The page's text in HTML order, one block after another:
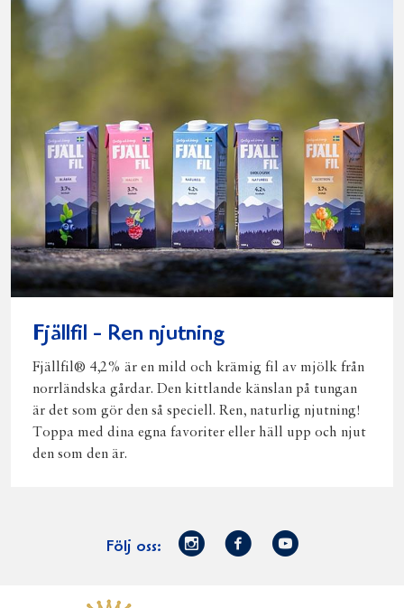
Fjällfil - Ren njutning
Fjällfil® 4,2% är en mild och krämig fil av mjölk från
norrländska gårdar. Den kittlande känslan på tungan
är det som gör den så speciell. Ren, naturlig njutning!
Toppa med dina egna favoriter eller häll upp och njut
den som den är.
Följ oss:
Norrmejerier
Facebook
Youtube